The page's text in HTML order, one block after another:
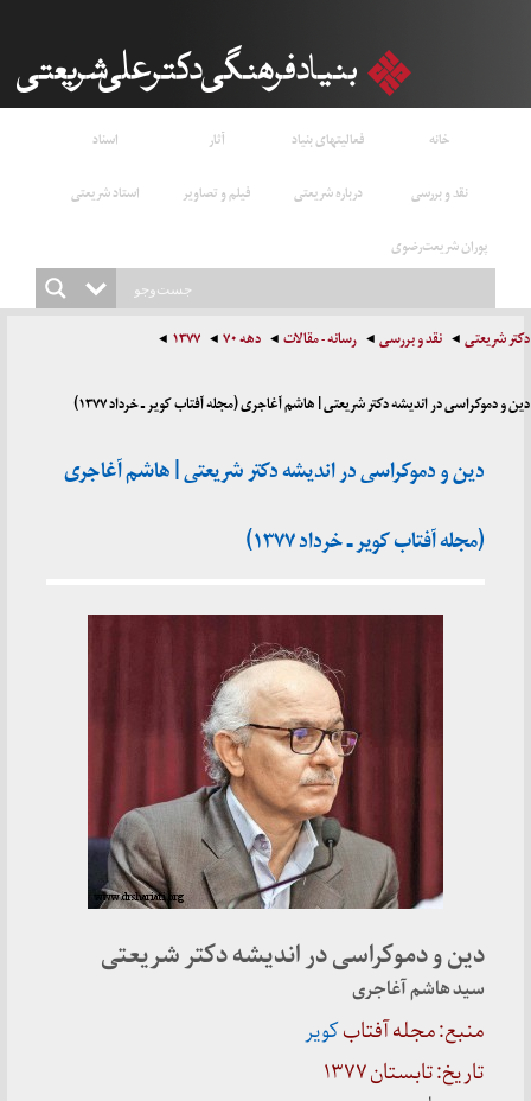
خانه فعالیتهای بنیاد آثار
اسناد
نقد و بررسی
درباره شریعتی فیلم و تصاویر
استاد شریعتی
پوران شریعت‌رضوی
دکتر شریعتی نقد و بررسی رسانه - مقالات دهه ۷۰ ۱۳۷۷
دین و دموکراسی در اندیشه دکتر شریعتی | هاشم آغاجری (مجله آفتاب کویر ـ خرداد ۱۳۷۷)
دین و دموکراسی در اندیشه دکتر شریعتی | هاشم آغاجری
(مجله آفتاب کویر ـ خرداد ۱۳۷۷)
دین و دموکراسی در اندیشه دکتر شریعتی
سید هاشم آغاجری
منبع: مجله آفتابکویر
تاریخ: تابستان ۱۳۷۷